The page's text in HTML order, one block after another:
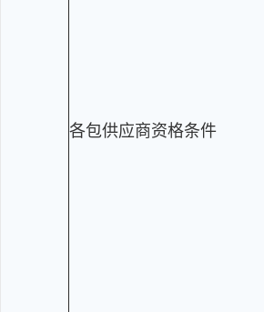
各包供应商资格条件